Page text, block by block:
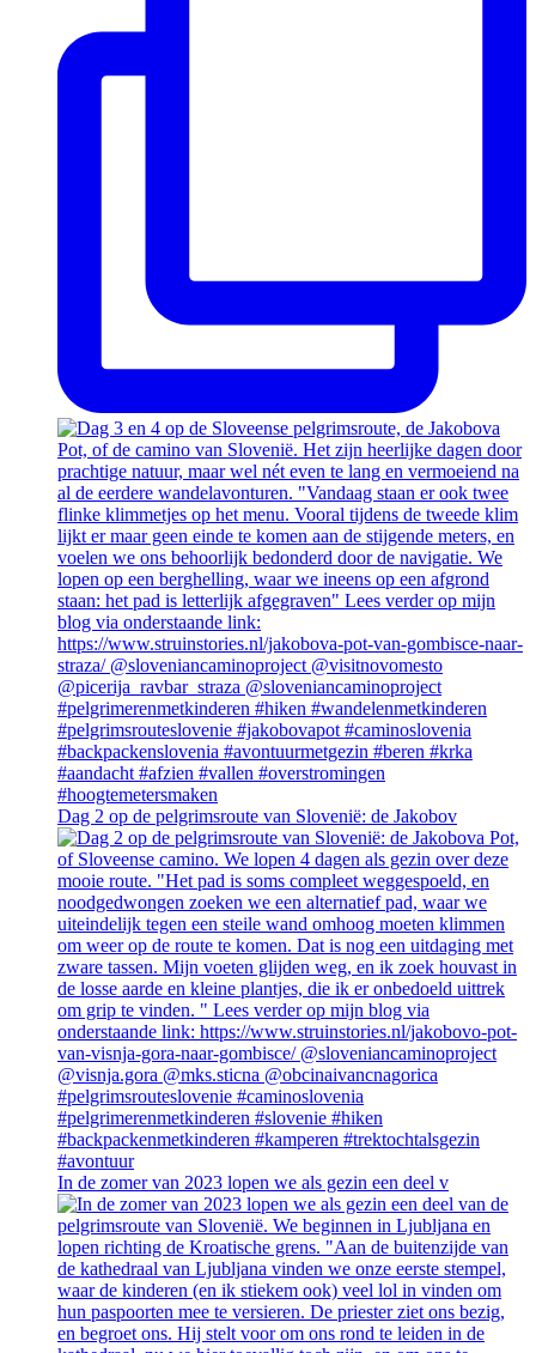
Dag 2 op de pelgrimsroute van Slovenië: de Jakobov
In de zomer van 2023 lopen we als gezin een deel v